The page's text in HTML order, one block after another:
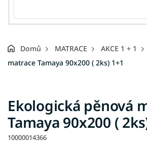
Domů MATRACE AKCE 1 + 1
matrace Tamaya 90x200 ( 2ks) 1+1
Ekologická pěnová
Tamaya 90x200 (
10000014366